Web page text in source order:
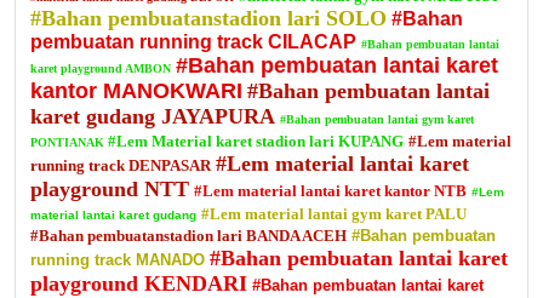
#Bahan pembuatanstadion lari SOLO #Bahan
pembuatan running track CILACAP #Bahan pembuatan lantai
karet playground AMBON #Bahan pembuatan lantai karet
kantor MANOKWARI #Bahan pembuatan lantai
karet gudang JAYAPURA #Bahan pembuatan lantai gym karet
PONTIANAK #Lem Material karet stadion lari KUPANG #Lem material
running track DENPASAR #Lem material lantai karet
playground NTT #Lem material lantai karet kantor NTB #Lem
material lantai karet gudang #Lem material lantai gym karet PALU
#Bahan pembuatanstadion lari BANDA ACEH #Bahan pembuatan
running track MANADO #Bahan pembuatan lantai karet
playground KENDARI #Bahan pembuatan lantai karet